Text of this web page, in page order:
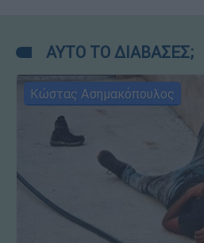
ΑΥΤΟ ΤΟ ΔΙΑΒΑΣΕΣ;
Κώστας Ασημακόπουλος